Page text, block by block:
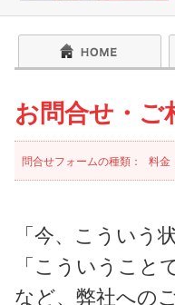
お問合せ・ご
問合せフォームの種類： 料金
「今、こういう
「こういうこと
など、弊社への